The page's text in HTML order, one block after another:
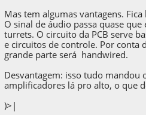
Mas tem algumas vantagens.
O sinal de áudio passa quase
turrets. O circuito da PCB serve
e circuitos de controle. Por conta
grande parte será handwired.
Desvantagem: isso tudo mandou
amplificadores lá pro alto, o que
)>|